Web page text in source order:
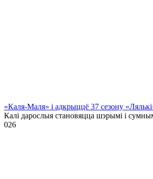
«Каля-Маля» і адкрыццё 37 сезону
Калі дарослыя становяцца шэрымі і
026